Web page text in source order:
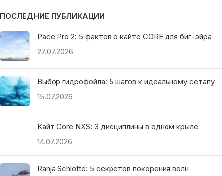
ПОСЛЕДНИЕ ПУБЛИКАЦИИ
Pace Pro 2: 5 фактов о кайте CORE для биг-эйра
27.07.2026
Выбор гидрофойла: 5 шагов к идеальному сетапу
15.07.2026
Кайт Core NXS: 3 дисциплины в одном крыле
14.07.2026
Ranja Schlotte: 5 секретов покорения волн